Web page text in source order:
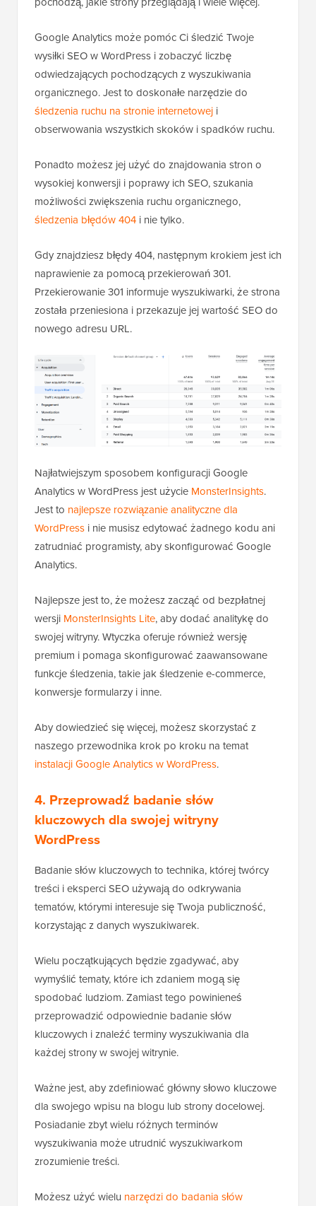
Google Analytics może pomóc Ci śledzić Twoje
wysiłki SEO w WordPress i zobaczyć liczbę
odwiedzających pochodzących z wyszukiwania
organicznego. Jest to doskonałe narzędzie do
śledzenia ruchu na stronie internetowej i
obserwowania wszystkich skoków i spadków ruchu.
Ponadto możesz jej użyć do znajdowania stron o
wysokiej konwersji i poprawy ich SEO, szukania
możliwości zwiększenia ruchu organicznego,
śledzenia błędów 404 i nie tylko.
Gdy znajdziesz błędy 404, następnym krokiem jest ich
naprawienie za pomocą przekierowań 301.
Przekierowanie 301 informuje wyszukiwarki, że strona
została przeniesiona i przekazuje jej wartość SEO do
nowego adresu URL.
Najłatwiejszym sposobem konfiguracji Google
Analytics w WordPress jest użycie MonsterInsights.
Jest to najlepsze rozwiązanie analityczne dla
WordPress i nie musisz edytować żadnego kodu ani
zatrudniać programisty, aby skonfigurować Google
Analytics.
Najlepsze jest to, że możesz zacząć od bezpłatnej
wersji MonsterInsights Lite, aby dodać analitykę do
swojej witryny. Wtyczka oferuje również wersję
premium i pomaga skonfigurować zaawansowane
funkcje śledzenia, takie jak śledzenie e-commerce,
konwersje formularzy i inne.
Aby dowiedzieć się więcej, możesz skorzystać z
naszego przewodnika krok po kroku na temat
instalacji Google Analytics w WordPress.
4. Przeprowadź badanie słów
kluczowych dla swojej witryny
WordPress
Badanie słów kluczowych to technika, której twórcy
treści i eksperci SEO używają do odkrywania
tematów, którymi interesuje się Twoja publiczność,
korzystając z danych wyszukiwarek.
Wielu początkujących będzie zgadywać, aby
wymyślić tematy, które ich zdaniem mogą się
spodobać ludziom. Zamiast tego powinieneś
przeprowadzić odpowiednie badanie słów
kluczowych i znaleźć terminy wyszukiwania dla
każdej strony w swojej witrynie.
Ważne jest, aby zdefiniować główny słowo kluczowe
dla swojego wpisu na blogu lub strony docelowej.
Posiadanie zbyt wielu różnych terminów
wyszukiwania może utrudnić wyszukiwarkom
zrozumienie treści.
Możesz użyć wielu narzędzi do badania słów